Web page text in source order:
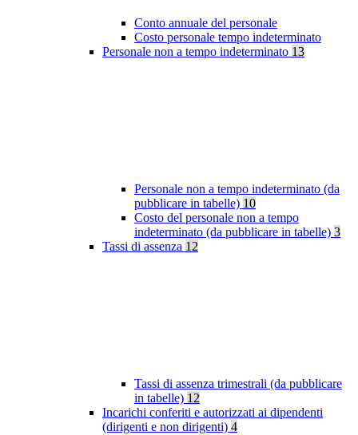
Conto annuale del personale
Costo personale tempo indeterminato
Personale non a tempo indeterminato 13
Personale non a tempo indeterminato (da
pubblicare in tabelle) 10
Costo del personale non a tempo
indeterminato (da pubblicare in tabelle) 3
Tassi di assenza 12
Tassi di assenza trimestrali (da pubblicare
in tabelle) 12
Incarichi conferiti e autorizzati ai dipendenti
(dirigenti e non dirigenti) 4